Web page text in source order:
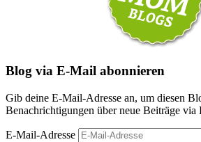
Blog via E-Mail abonnieren
Gib deine E-Mail-Adresse an, um diesen
Benachrichtigungen über neue Beiträge via
E-Mail-Adresse